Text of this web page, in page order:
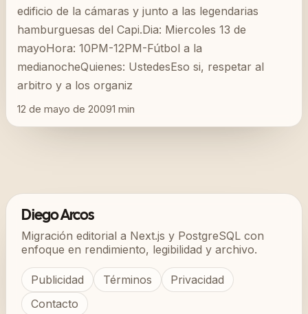
edificio de la cámaras y junto a las legendarias
hamburguesas del Capi.Dia: Miercoles 13 de
mayoHora: 10PM-12PM-Fútbol a la
medianocheQuienes: UstedesEso si, respetar al
arbitro y a los organiz
12 de mayo de 20091 min
Diego Arcos
Migración editorial a Next.js y PostgreSQL con
enfoque en rendimiento, legibilidad y archivo.
Publicidad Términos
Privacidad
Contacto